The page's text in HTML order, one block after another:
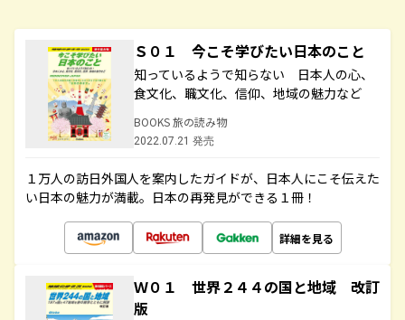
Ｓ０１ 今こそ学びたい日本のこと
知っているようで知らない 日本人の心、
食文化、職文化、信仰、地域の魅力など
BOOKS 旅の読み物
2022.07.21 発売
１万人の訪日外国人を案内したガイドが、日本人にこそ伝えた
い日本の魅力が満載。日本の再発見ができる１冊！
詳細を見る
Ｗ０１ 世界２４４の国と地域 改訂
版